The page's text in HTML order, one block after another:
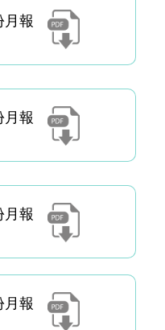
月報
月報
月報
月報